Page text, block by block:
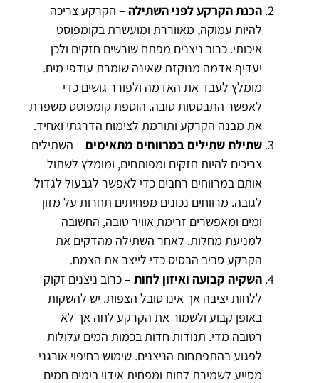
הכנת הקרקע לפני השתילה – הקרקע צריכה
להיות עמוקה, מאווררת ומועשרת בקומפוסט
איכותי. כרוב ניצנים מפתח שורשים חזקים ולכן
יעדיף אדמה מנוקזת שאינה שומרת עודפי מים.
מומלץ לעבד את האדמה ולפורר גושים כדי
לאפשר התבססות טובה. הוספת קומפוסט משפרת
את מבנה הקרקע ותורמת לצימוח הדרגתי ואחיד.
שתילת שתילים במרווחים מתאימים – השתילים
צריכים להיות חזקים ומפותחים, ומומלץ לשתול
אותם במרווחים רחבים כדי לאפשר לגבעול לגדול
לגובה. מרווחים נכונים מפחיתים תחרות על מזון
ומים ומאפשרים זרימת אוויר טובה, החשובה
למניעת מחלות. לאחר השתילה מהדקים את
הקרקע סביב הבסיס כדי לייצב את הצמח.
השקיה קבועה ואיזון לחות – כרוב ניצנים זקוק
ללחות יציבה אך אינו סובל הצפות. יש להשקות
באופן קבוע ולשמור את הקרקע לחה אך לא
רטובה מדי. תנודות חדות בכמות המים עלולות
לפגוע בהתפתחות הניצנים. שימוש בחיפוי אורגני
מסייע לשמירת לחות ומפחית אידוי בימים חמים